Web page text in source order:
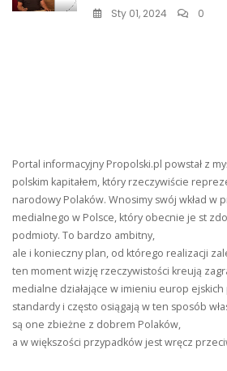
Sty 01, 2024 0
Portal informacyjny Propolski.pl powstał z
polskim kapitałem, który rzeczywiście
narodowy Polaków. Wnosimy swój wkład w
medialnego w Polsce, który obecnie je st
podmioty. To bardzo ambitny,
ale i konieczny plan, od którego realizacji
ten moment wizję rzeczywistości kreują
medialne działające w imieniu europ
standardy i często osiągają w ten sposób
są one zbieżne z dobrem Polaków,
a w większości przypadków jest wręcz